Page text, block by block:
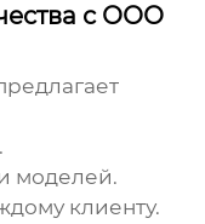
с ООО
моделей.
клиенту.